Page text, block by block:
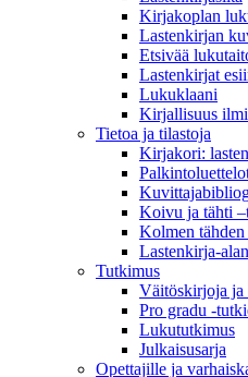
Kirjakoplan
Lastenkirjan
Etsivää
Lastenkirjat
Lukuklaani
Kirjallisuus
Tietoa ja tilastoja
Kirjakori:
Koivu ja tähti
Kolmen
Lastenkirja-
Tutkimus
Väitöskirjoja ja
Pro gradu -
Lukututkimus
Julkaisusarja
Opettajille ja